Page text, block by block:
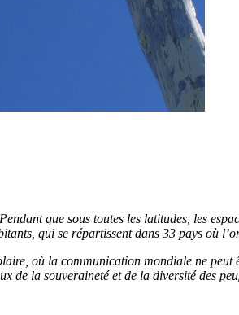
que sous toutes les latitudes, les
qui se répartissent dans 33 pays où
où la communication mondiale ne peut
de la souveraineté et de la diversité des